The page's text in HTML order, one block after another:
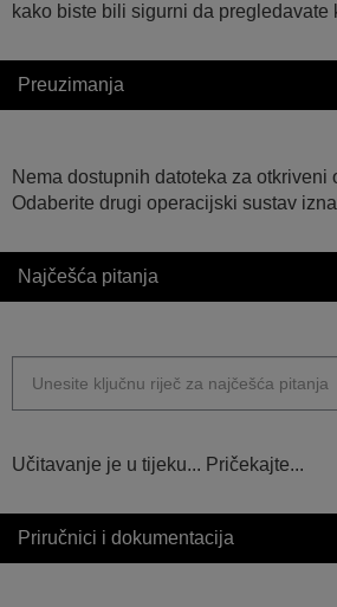
kako biste bili sigurni da pregledavate
Preuzimanja
Nema dostupnih datoteka za otkriveni
Odaberite drugi operacijski sustav
Najčešća pitanja
Učitavanje je u tijeku... Pričekajte...
Priručnici i dokumentacija